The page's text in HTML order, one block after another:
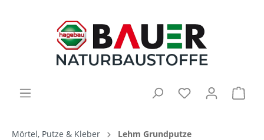
Mörtel, Putze & Kleber Lehm Grundputze